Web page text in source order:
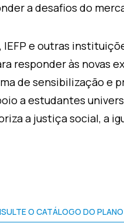
a desafios do
e outras
responder às novas
de sensibilização
a estudantes
a justiça social, a
O CATÁLOGO DO